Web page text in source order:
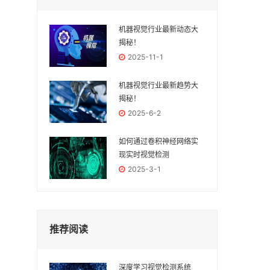
机器视觉行业最新动态大
揭秘！
2025-11-1
机器视觉行业最新趋势大
揭秘！
2025-6-2
如何通过卷积神经网络实
现实时视觉检测
2025-3-1
推荐阅读
深度学习视觉检测系统